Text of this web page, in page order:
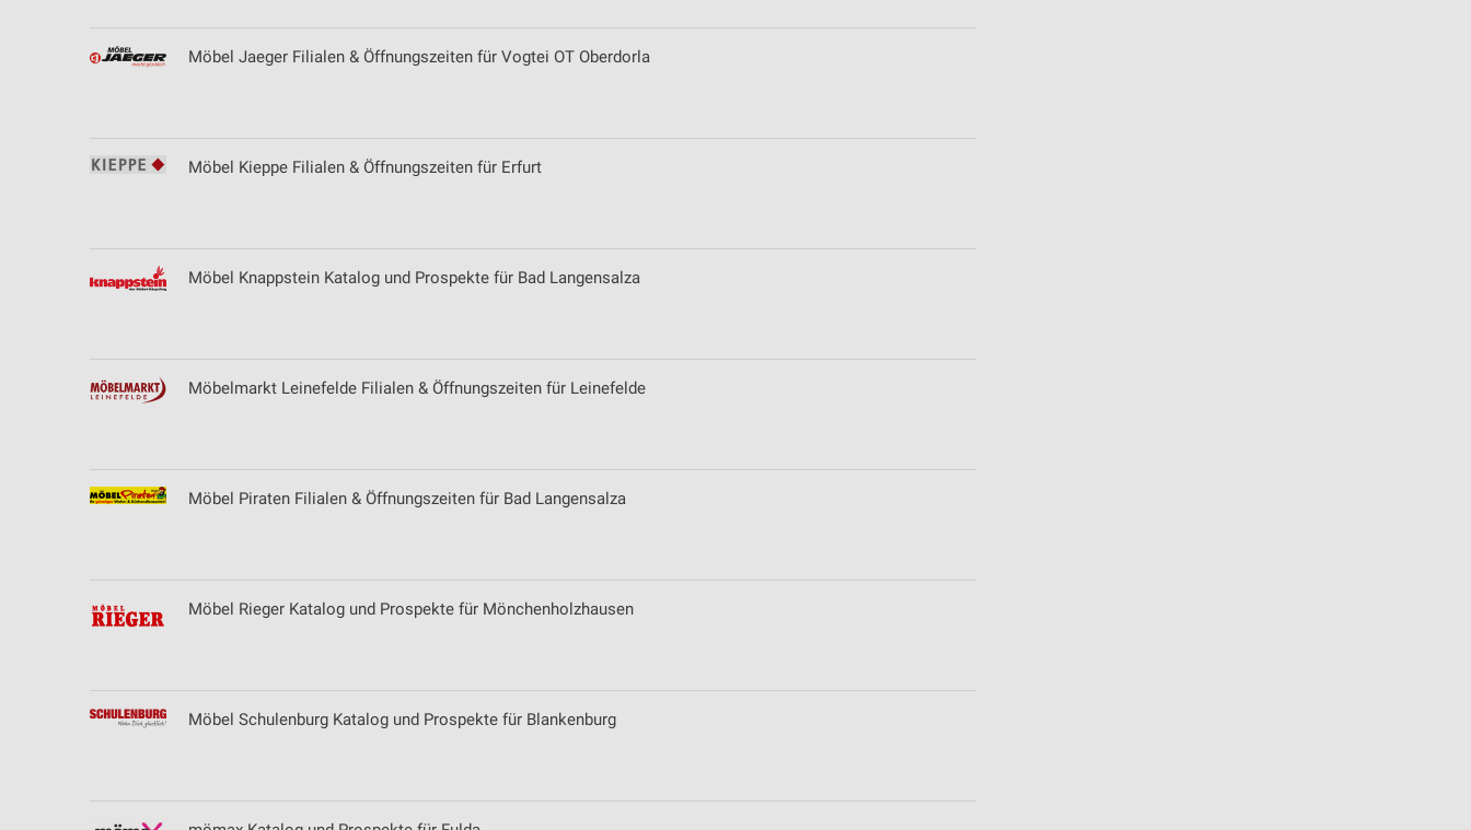
Möbel Jaeger Filialen & Öffnungszeiten für Vogtei OT Oberdorla
Möbel Kieppe Filialen & Öffnungszeiten für Erfurt
Möbel Knappstein Katalog und Prospekte für Bad Langensalza
Möbelmarkt Leinefelde Filialen & Öffnungszeiten für Leinefelde
Möbel Piraten Filialen & Öffnungszeiten für Bad Langensalza
Möbel Rieger Katalog und Prospekte für Mönchenholzhausen
Möbel Schulenburg Katalog und Prospekte für Blankenburg
IAB-Besonderheiten:
Nicht-IAB-Verarbeitungszwecke:
Funktional